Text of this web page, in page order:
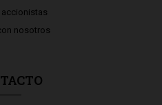
accionistas
nosotros